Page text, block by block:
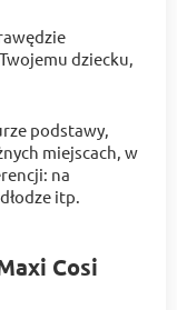
dziecku,
podstawy,
miejscach, w
na
itp.
Cosi